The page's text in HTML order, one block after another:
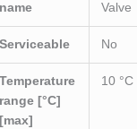
name
Valve
Serviceable No
Temperature
range [°C]
[max]
10 °C